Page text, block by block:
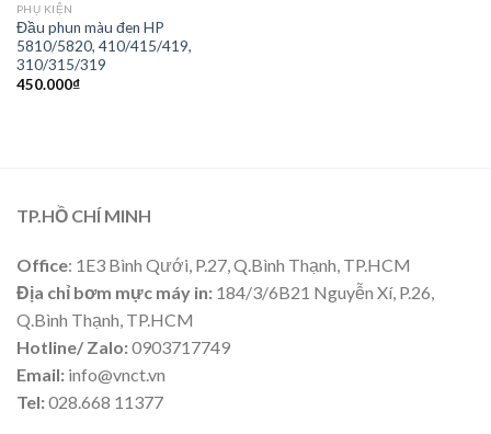
PHỤ KIỆN
Đầu phun màu đen HP
5810/5820, 410/415/419,
310/315/319
450.000₫
TP.HỒ CHÍ MINH
Office: 1E3 Bình Qưới, P.27, Q.Bình Thạnh, TP.HCM
Địa chỉ bơm mực máy in: 184/3/6B21 Nguyễn Xí, P.26,
Q.Bình Thạnh, TP.HCM
Hotline/ Zalo:0903717749
Email: info@vnct.vn
Tel:028.668 11377